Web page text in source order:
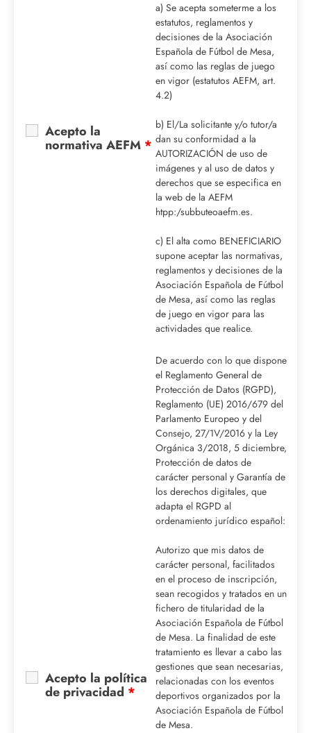
Acepto la
normativa AEFM *
a) Se acepta someterme a los
estatutos, reglamentos y
decisiones de la Asociación
Española de Fútbol de Mesa,
así como las reglas de juego
en vigor (estatutos AEFM, art.
4.2)
b) El/La solicitante y/o tutor/a
dan su conformidad a la
AUTORIZACIÓN de uso de
imágenes y al uso de datos y
derechos que se especifica en
la web de la AEFM
htpp:/subbuteoaefm.es.
c) El alta como BENEFICIARIO
supone aceptar las normativas,
reglamentos y decisiones de la
Asociación Española de Fútbol
de Mesa, así como las reglas
de juego en vigor para las
actividades que realice.
Acepto la política
de privacidad *
De acuerdo con lo que dispone
el Reglamento General de
Protección de Datos (RGPD),
Reglamento (UE) 2016/679 del
Parlamento Europeo y del
Consejo, 27/1V/2016 y la Ley
Orgánica 3/2018, 5 diciembre,
Protección de datos de
carácter personal y Garantía de
los derechos digitales, que
adapta el RGPD al
ordenamiento jurídico español:
Autorizo ​​que mis datos de
carácter personal, facilitados
en el proceso de inscripción,
sean recogidos y tratados en un
fichero de titularidad de la
Asociación Española de Fútbol
de Mesa. La finalidad de este
tratamiento es llevar a cabo las
gestiones que sean necesarias,
relacionadas con los eventos
deportivos organizados por la
Asociación Española de Fútbol
de Mesa.